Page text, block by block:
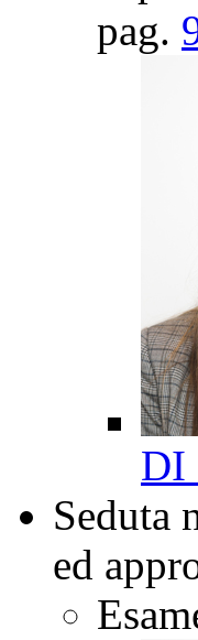
pag.
DI
Seduta
ed